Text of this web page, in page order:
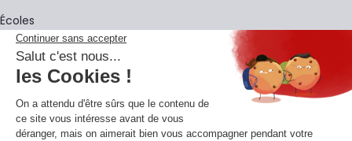
Écoles
La newsletter
Adresse e-mail
En vous inscrivant à notre newsletter, vous acceptez notre
confidentialité.
Retrouvons-nous sur